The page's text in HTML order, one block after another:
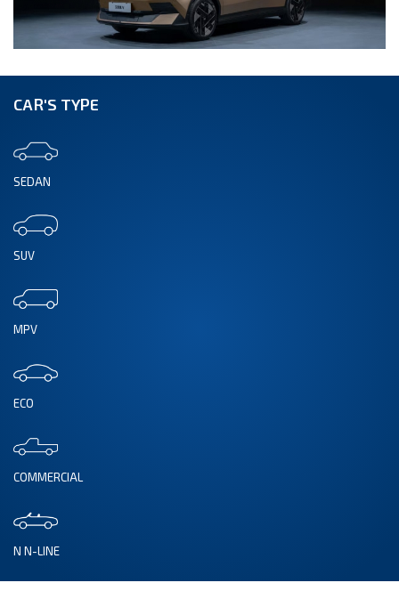
CAR'S TYPE
SEDAN
SUV
MPV
ECO
COMMERCIAL
N N-LINE